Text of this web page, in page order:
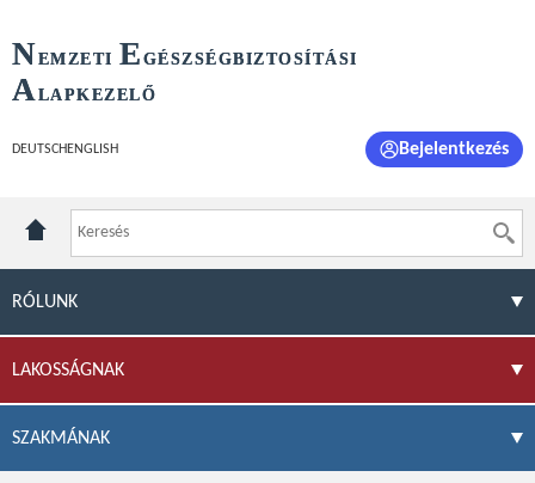
NEMZETI E GÉSZSÉGBIZTOSÍTÁSI
ALAPKEZELŐ
DEUTSCH ENGLISH Bejelentkezés
RÓLUNK
LAKOSSÁGNAK
SZAKMÁNAK